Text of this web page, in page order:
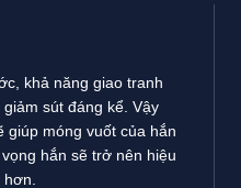
khả năng giao tranh
sút đáng kể. Vậy
giúp móng vuốt của hắn
hắn sẽ trở nên hiệu